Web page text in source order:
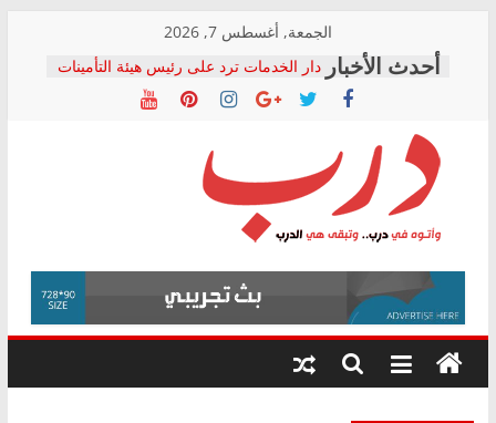
content
الجمعة, أغسطس 7, 2026
دار الخدمات ترد على رئيس هيئة التأمينات
بعد مؤتمره الصحفي: إنكار الأزمة لا ينهي
معاناة أصحاب المعاشات.. ونطالب بكشف
فرحات سليمان يكتب: القطاع الصحي إلى
أين؟
حزب التحالف الشعبي يطلق لجنة “الحق
في الصحة” بالإسكندرية لرصد الانتهاكات
ودعم المرضى
الوزاري لمدينة الصحفيين.. وانتهاء أعمال
إنشاء المبنى الإداري
المجلس القومي لحقوق الإنسان يعلن
متابعة قضية الدكتور محمد زهران.. ويؤكد:
قرينة البراءة وضمانات المحاكمة العادلة
درب
وأتوه
درب..
وتبقى
هي